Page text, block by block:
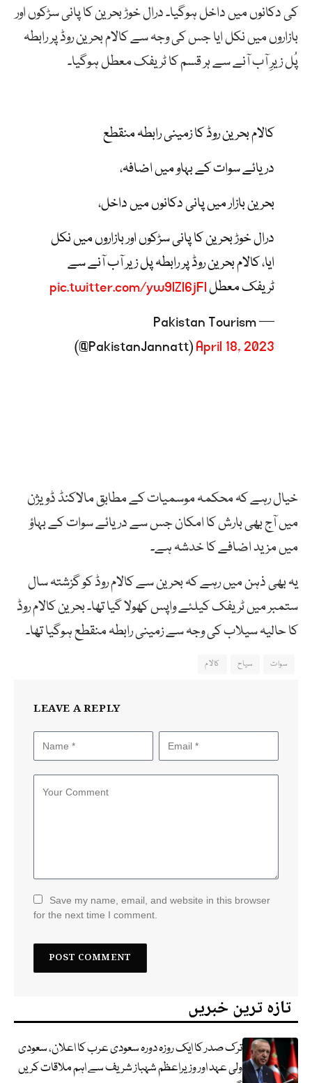
کی دکانوں میں داخل ہوگیا۔ درال خوڑبحرینکا پانی سڑکوں اور
بازاروں میں نکل ایا جس کی وجہ سےکالامبحرینروڈ پر رابطہ
پُل زیرِ آب آنے سے ہر قسم کا ٹریفک معطل ہوگیا۔
کالام بحرین روڈ کا زمینی رابطہ منقطع
دریائے سوات کے بہاو میں اضافہ،
بحرین بازار میں پانی دکانوں میں داخل،
درال خوڑ بحرین کا پانی سڑکوں اور بازاروں میں نکل
ایا، کالام بحرین روڈ پر رابطہ پل زیر آب آنے سے
ٹریفک معطلpic.twitter.com/yw9lZl6jFl
— Pakistan Tourism
(@PakistanJannatt)April 18, 2023
خیال رہے کہ محکمہ موسمیات کے مطابق مالاکنڈ ڈویژن
میں آج بھی بارش کا امکان جس سے دریائے سوات کے بہاؤ
میں مزید اضافے کا خدشہ ہے۔
یہ بھی ذہن میں رہے کہ بحرین سے کالام روڈ کو گزشتہ سال
ستمبر میں ٹریفک کیلئے واپس کھولا گیا تھا۔ بحرین کالام روڈ
کا حالیہ سیلاب کی وجہ سے زمینی رابطہ منقطع ہوگیا تھا۔
سوات سیاح کالام
LEAVE A REPLY
Save my name, email, and website in this browser
for the next time I comment.
تازہ ترین خبریں
ترک صدر کا ایک روزہ دورہ سعودی عرب کا اعلان، سعودی
ولی عہد اور وزیراعظم شہباز شریف سے اہم ملاقات کریں